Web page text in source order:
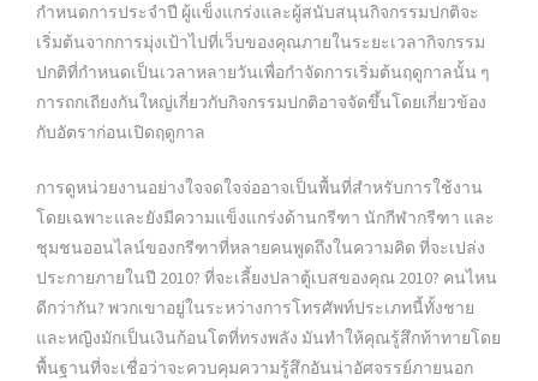
กำหนดการประจำปี ผู้แข็งแกร่งและผู้สนับสนุนกิจกรรมปกติจะ
เริ่มต้นจากการมุ่งเป้าไปที่เว็บของคุณภายในระยะเวลากิจกรรม
ปกติที่กำหนดเป็นเวลาหลายวันเพื่อกำจัดการเริ่มต้นฤดูกาลนั้น ๆ
การถกเถียงกันใหญ่เกี่ยวกับกิจกรรมปกติอาจจัดขึ้นโดยเกี่ยวข้อง
กับอัตราก่อนเปิดฤดูกาล
การดูหน่วยงานอย่างใจจดใจจ่ออาจเป็นพื้นที่สำหรับการใช้งาน
โดยเฉพาะและยังมีความแข็งแกร่งด้านกรีฑา นักกีฬากรีฑา และ
ชุมชนออนไลน์ของกรีฑาที่หลายคนพูดถึงในความคิด ที่จะเปล่ง
ประกายภายในปี 2010? ที่จะเลี้ยงปลาตู้เบสของคุณ 2010? คนไหน
ดีกว่ากัน? พวกเขาอยู่ในระหว่างการโทรศัพท์ประเภทนี้ทั้งชาย
และหญิงมักเป็นเงินก้อนโตที่ทรงพลัง มันทำให้คุณรู้สึกท้าทายโดย
พื้นฐานที่จะเชื่อว่าจะควบคุมความรู้สึกอันน่าอัศจรรย์ภายนอก